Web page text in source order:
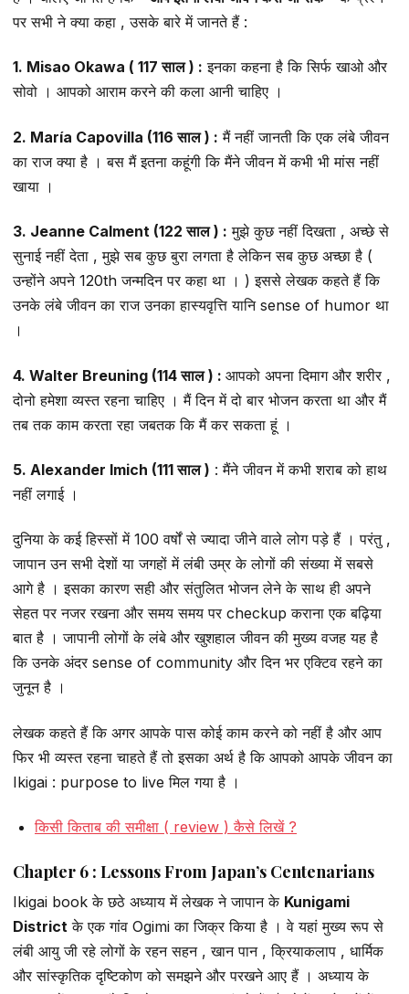
पर सभी ने क्या कहा , उसके बारे में जानते हैं :
1. Misao Okawa ( 117 साल ) : इनका कहना है कि सिर्फ खाओ और
सोवो । आपको आराम करने की कला आनी चाहिए ।
2. María Capovilla (116 साल ) : मैं नहीं जानती कि एक लंबे जीवन
का राज क्या है । बस मैं इतना कहूंगी कि मैंने जीवन में कभी भी मांस नहीं
खाया ।
3. Jeanne Calment (122 साल ) : मुझे कुछ नहीं दिखता , अच्छे से
सुनाई नहीं देता , मुझे सब कुछ बुरा लगता है लेकिन सब कुछ अच्छा है (
उन्होंने अपने 120th जन्मदिन पर कहा था । ) इससे लेखक कहते हैं कि
उनके लंबे जीवन का राज उनका हास्यवृत्ति यानि sense of humor था
।
4. Walter Breuning (114 साल ) : आपको अपना दिमाग और शरीर ,
दोनो हमेशा व्यस्त रहना चाहिए । मैं दिन में दो बार भोजन करता था और मैं
तब तक काम करता रहा जबतक कि मैं कर सकता हूं ।
5. Alexander Imich (111 साल ) : मैंने जीवन में कभी शराब को हाथ
नहीं लगाई ।
दुनिया के कई हिस्सों में 100 वर्षों से ज्यादा जीने वाले लोग पड़े हैं । परंतु ,
जापान उन सभी देशों या जगहों में लंबी उम्र के लोगों की संख्या में सबसे
आगे है । इसका कारण सही और संतुलित भोजन लेने के साथ ही अपने
सेहत पर नजर रखना और समय समय पर checkup कराना एक बढ़िया
बात है । जापानी लोगों के लंबे और खुशहाल जीवन की मुख्य वजह यह है
कि उनके अंदर sense of community और दिन भर एक्टिव रहने का
जुनून है ।
लेखक कहते हैं कि अगर आपके पास कोई काम करने को नहीं है और आप
फिर भी व्यस्त रहना चाहते हैं तो इसका अर्थ है कि आपको आपके जीवन का
Ikigai : purpose to live मिल गया है ।
किसी किताब की समीक्षा ( review ) कैसे लिखें ?
Chapter 6 : Lessons From Japan’s Centenarians
Ikigai book के छठे अध्याय में लेखक ने जापान के Kunigami
District के एक गांव Ogimi का जिक्र किया है । वे यहां मुख्य रूप से
लंबी आयु जी रहे लोगों के रहन सहन , खान पान , क्रियाकलाप , धार्मिक
और सांस्कृतिक दृष्टिकोण को समझने और परखने आए हैं । अध्याय के